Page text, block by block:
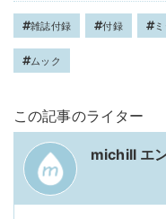
雑誌付録 付録
ムック
この記事のライター
michill エ